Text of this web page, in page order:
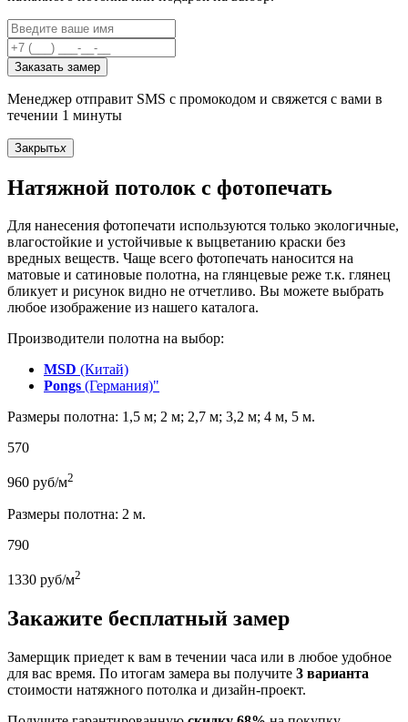
Заказать замер
Менеджер отправит SMS с промокодом и свяжется с вами в
течении 1 минуты
Закрытьx
Натяжной потолок с фотопечать
Для нанесения фотопечати используются только экологичные,
влагостойкие и устойчивые к выцветанию краски без
вредных веществ. Чаще всего фотопечать наносится на
матовые и сатиновые полотна, на глянцевые реже т.к. глянец
бликует и рисунок видно не отчетливо. Вы можете выбрать
любое изображение из нашего каталога.
Производители полотна на выбор:
MSD (Китай)
Pongs (Германия)"
Размеры полотна: 1,5 м; 2 м; 2,7 м; 3,2 м; 4 м, 5 м.
570
960 руб/м2
Размеры полотна: 2 м.
790
1330 руб/м2
Закажите бесплатный замер
Замерщик приедет к вам в течении часа или в любое удобное
для вас время. По итогам замера вы получите 3 варианта
стоимости натяжного потолка и дизайн-проект.